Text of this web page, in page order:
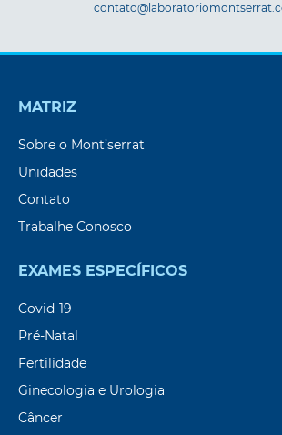
MATRIZ
Sobre o Mont’serrat
Unidades
Contato
Trabalhe Conosco
EXAMES ESPECÍFICOS
Covid-19
Pré-Natal
Fertilidade
Ginecologia e Urologia
Câncer